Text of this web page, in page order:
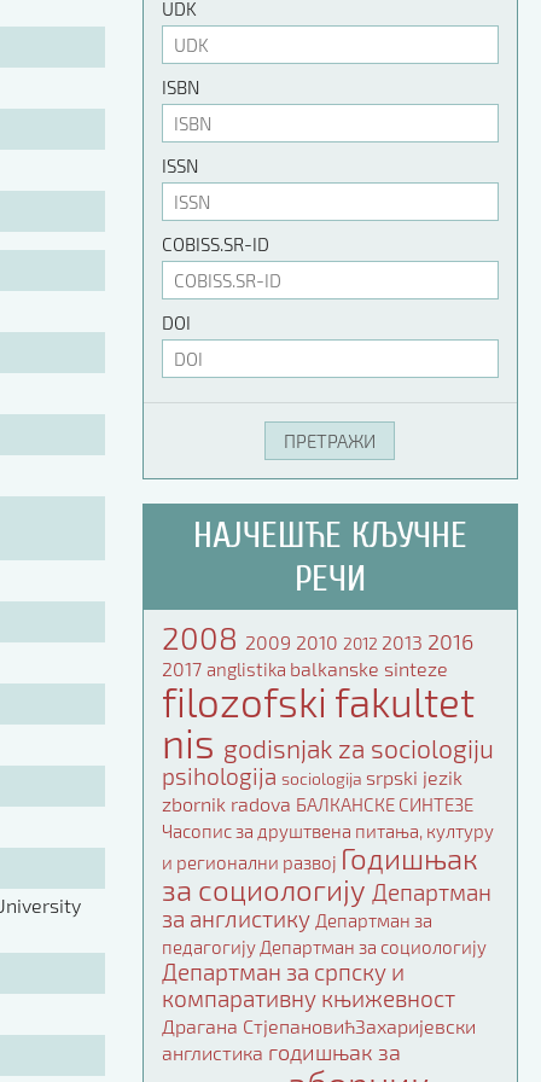
UDK
ISBN
ISSN
COBISS.SR-ID
DOI
НАЈЧЕШЋЕ КЉУЧНЕ
РЕЧИ
2008 2009 2010 2012 2013 2016
2017 anglistika balkanske sinteze
filozofski fakultet
nis godisnjak za sociologiju
psihologija sociologija srpski jezik
zbornik radova БАЛКАНСКЕ СИНТЕЗЕ
Часопис за друштвена питања, културу
и регионални развој Годишњак
за социологију Департман
за англистику Департман за
педагогију Департман за социологију
Департман за српску и
компаративну књижевност
Драгана СтјепановићЗахаријевски
англистика годишњак за